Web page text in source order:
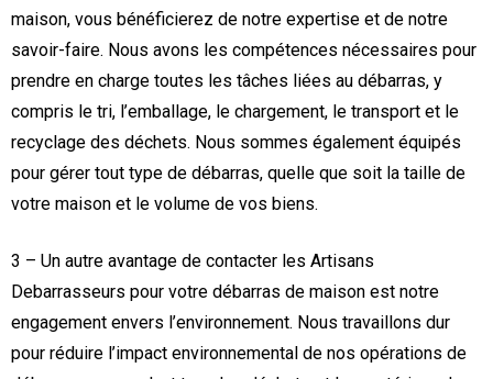
maison, vous bénéficierez de notre expertise et de notre
savoir-faire. Nous avons les compétences nécessaires pour
prendre en charge toutes les tâches liées au débarras, y
compris le tri, l’emballage, le chargement, le transport et le
recyclage des déchets. Nous sommes également équipés
pour gérer tout type de débarras, quelle que soit la taille de
votre maison et le volume de vos biens.
3 – Un autre avantage de contacter les Artisans
Debarrasseurs pour votre débarras de maison est notre
engagement envers l’environnement. Nous travaillons dur
pour réduire l’impact environnemental de nos opérations de